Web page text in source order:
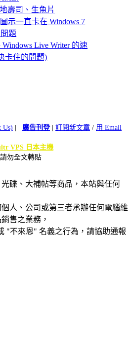
壽司、生魚片
示一直卡在 Windows 7
題
Live Writer 的速
卡住的問題)
Us) 廣告刊登| 訂閱新文章 / 用 Email
VPS 日本主機
勿全文轉貼
碟、大補帖等商品，本站與任何
人、公司或第三者承辦任何電腦維
售之業務，
"不來恩" 名義之行為，請協助通報